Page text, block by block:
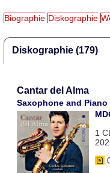
Biographie Diskographie
Diskographie (179)
Cantar del Alma
Saxophone and Piano
1